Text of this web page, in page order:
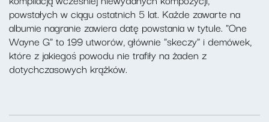
powstałych w ciągu ostatnich 5 lat. Każde zawarte na
albumie nagranie zawiera datę powstania w tytule. "One
Wayne G" to 199 utworów, głównie "skeczy" i demówek,
które z jakiegoś powodu nie trafiły na żaden z
dotychczasowych krążków.